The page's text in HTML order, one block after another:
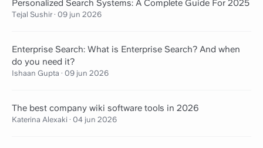
Personalized Search Systems: A Complete Guide For 2025
Tejal Sushir · 09 jun 2026
Enterprise Search: What is Enterprise Search? And when
do you need it?
Ishaan Gupta · 09 jun 2026
The best company wiki software tools in 2026
Katerina Alexaki · 04 jun 2026